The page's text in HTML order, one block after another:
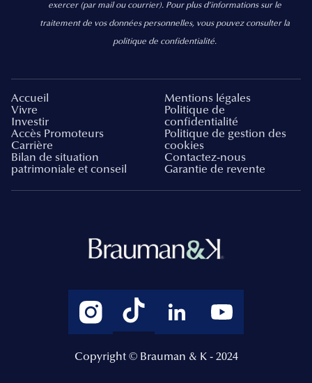
exercer (par mail ou courrier). Pour plus d’informations sur le
traitement de vos données personnelles, vous pouvez consulter la
politique de confidentialité.
Accueil
Vivre
Investir
Accès Promoteurs
Carrière
Bilan de situation
patrimoniale et conseil
Mentions légales
Politique de
confidentialité
Politique de gestion des
cookies
Contactez-nous
Garantie de revente
Copyright © Brauman & K - 2024